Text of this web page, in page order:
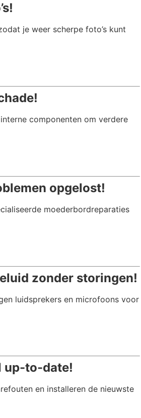
je weer scherpe foto’s kunt
componenten om verdere
opgelost!
moederbordreparaties
zonder storingen!
luidsprekers en microfoons voor
up-to-date!
en installeren de nieuwste